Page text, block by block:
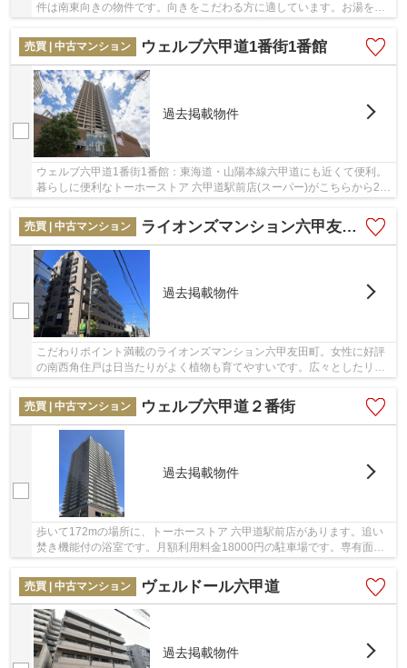
件は南東向きの物件です。向きをこだわる方に適しています。お湯を温
売買 | 中古マンション
ウェルブ六甲道1番街1番館
過去掲載物件
ウェルブ六甲道1番街1番館：東海道・山陽本線六甲道にも近くて便利。
暮らしに便利なトーホーストア 六甲道駅前店(スーパー)がこちらから2m
売買 | 中古マンション
ライオンズマンション六甲友田町
過去掲載物件
こだわりポイント満載のライオンズマンション六甲友田町。女性に好評
の南西角住戸は日当たりがよく植物も育てやすいです。広々としたリビ
売買 | 中古マンション
ウェルブ六甲道２番街
過去掲載物件
歩いて172mの場所に、トーホーストア 六甲道駅前店があります。追い
焚き機能付の浴室です。月額利用料金18000円の駐車場です。専有面積
86.3㎡の物件はいかがですか。不動産の購入を検...
売買 | 中古マンション
ヴェルドール六甲道
過去掲載物件